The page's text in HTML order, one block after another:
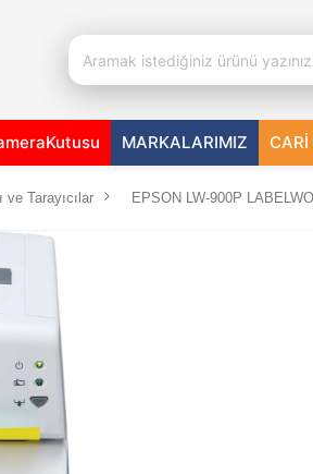
MARKALARIMIZ CARİ
ve Tarayıcılar EPSON LW-900P